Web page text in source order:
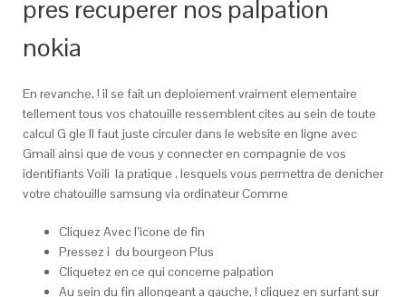
pres recuperer nos palpation
nokia
En revanche, ! il se fait un deploiement vraiment elementaire
tellement tous vos chatouille ressemblent cites au sein de toute
calcul G gle Il faut juste circuler dans le website en ligne avec
Gmail ainsi que de vous y connecter en compagnie de vos
identifiants Voili la pratique , lesquels vous permettra de denicher
votre chatouille samsung via ordinateur Comme
Cliquez Avec l’icone de fin
Pressez i du bourgeon Plus
Cliquetez en ce qui concerne palpation
Au sein du fin allongeant a gauche, ! cliquez en surfant sur